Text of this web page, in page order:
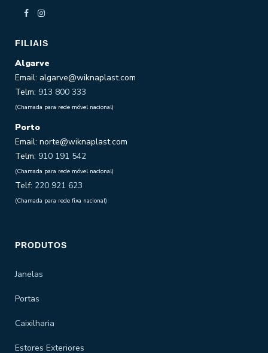
FILIAIS
Algarve
Email: algarve@wiknaplast.com
Telm: 913 800 333
(Chamada para rede móvel nacional)
Porto
Email: norte@wiknaplast.com
Telm: 910 191 542
(Chamada para rede móvel nacional)
Telf: 220 921 623
(Chamada para rede fixa nacional)
PRODUTOS
Janelas
Portas
Caixilharia
Estores Exteriores